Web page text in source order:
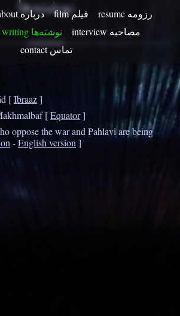
about درباره film فیلم
resume رزومه
writing نوشته‌ها
contact تماس
نوشته‌ها
[Ibraaz]
[Equator]
oppose the war and Pahlavi are being
-English version ]